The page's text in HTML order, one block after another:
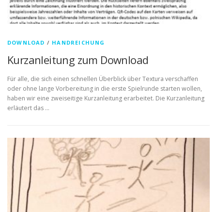
DOWNLOAD / HANDREICHUNG
Kurzanleitung zum Download
Für alle, die sich einen schnellen Überblick über Textura verschaffen
oder ohne lange Vorbereitung in die erste Spielrunde starten wollen,
haben wir eine zweiseitige Kurzanleitung erarbeitet. Die Kurzanleitung
erläutert das …